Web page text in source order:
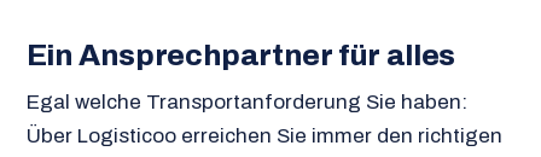
Ein Ansprechpartner für alles
Egal welche Transportanforderung Sie haben:
Über Logisticoo erreichen Sie immer den richtigen